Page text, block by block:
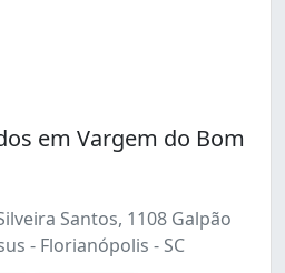
em Vargem do Bom
Santos, 1108 Galpão
- Florianópolis - SC